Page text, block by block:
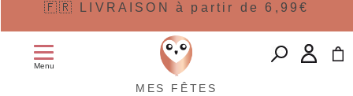
🇫🇷 LIVRAISON à partir de 6,99€
Menu
MES FÊTES